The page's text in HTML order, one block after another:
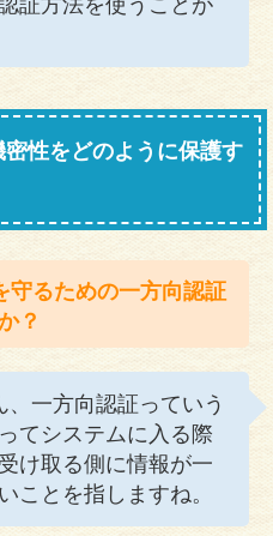
性をどのように保護す
守るための一方向認証
？
一方向認証っていう
てシステムに入る際
け取る側に情報が一
ことを指しますね。